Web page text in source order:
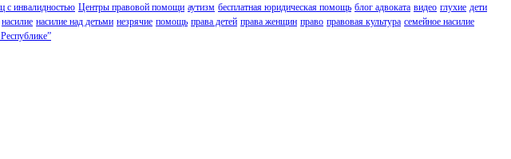
с инвалидностью Центры правовой помощи аутизм бесплатная юридическая помощь блог адвоката видео глухие дети
насилие насилие над детьми незрячие помощь права детей права женщин право правовая культура семейное насилие